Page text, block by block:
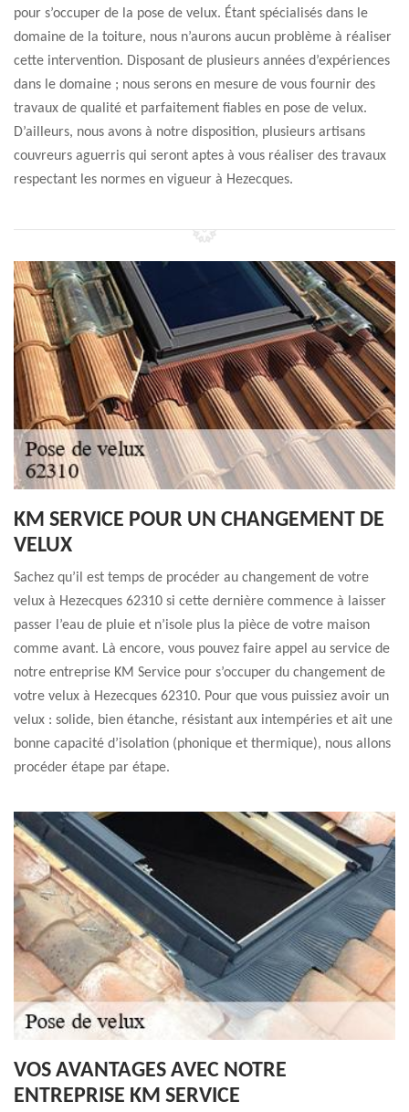
pour s’occuper de la pose de velux. Étant spécialisés dans le
domaine de la toiture, nous n’aurons aucun problème à réaliser
cette intervention. Disposant de plusieurs années d’expériences
dans le domaine ; nous serons en mesure de vous fournir des
travaux de qualité et parfaitement fiables en pose de velux.
D’ailleurs, nous avons à notre disposition, plusieurs artisans
couvreurs aguerris qui seront aptes à vous réaliser des travaux
respectant les normes en vigueur à Hezecques.
KM SERVICE POUR UN CHANGEMENT DE
VELUX
Sachez qu’il est temps de procéder au changement de votre
velux à Hezecques 62310 si cette dernière commence à laisser
passer l’eau de pluie et n’isole plus la pièce de votre maison
comme avant. Là encore, vous pouvez faire appel au service de
notre entreprise KM Service pour s’occuper du changement de
votre velux à Hezecques 62310. Pour que vous puissiez avoir un
velux : solide, bien étanche, résistant aux intempéries et ait une
bonne capacité d’isolation (phonique et thermique), nous allons
procéder étape par étape.
VOS AVANTAGES AVEC NOTRE
ENTREPRISE KM SERVICE